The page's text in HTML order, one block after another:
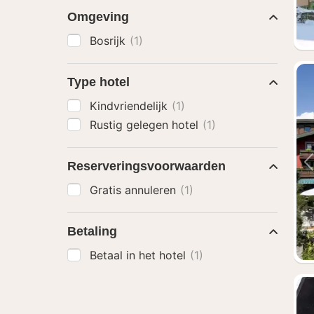
Omgeving
Bosrijk (1)
Type hotel
Kindvriendelijk (1)
Rustig gelegen hotel (1)
Reserveringsvoorwaarden
Gratis annuleren (1)
Betaling
Betaal in het hotel (1)